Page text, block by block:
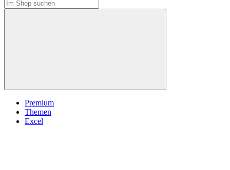
Premium
Themen
Excel